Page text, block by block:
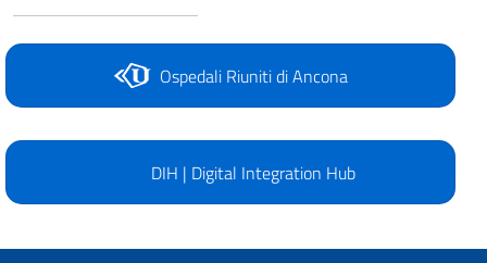
Ospedali Riuniti di Ancona
DIH | Digital Integration Hub